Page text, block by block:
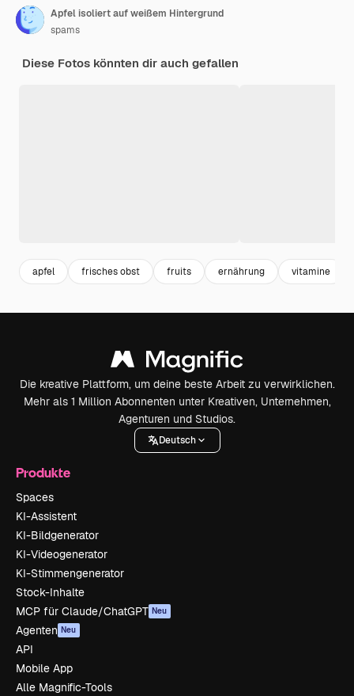
Apfel isoliert auf weißem Hintergrund
spams
Diese Fotos könnten dir auch gefallen
apfel frisches obst fruits ernährung vitamine
Die kreative Plattform, um deine beste Arbeit zu verwirklichen.
Mehr als 1 Million Abonnenten unter Kreativen, Unternehmen,
Agenturen und Studios.
Deutsch
Produkte
Spaces
KI-Assistent
KI-Bildgenerator
KI-Videogenerator
KI-Stimmengenerator
Stock-Inhalte
MCP für Claude/ChatGPT Neu
Agenten Neu
API
Mobile App
Alle Magnific-Tools